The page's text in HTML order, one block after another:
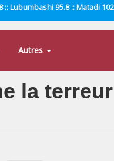
:: Lubumbashi 95.8 :: Matadi
Autres
la